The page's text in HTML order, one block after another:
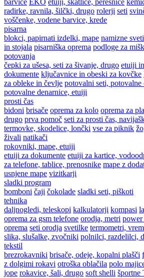
barvice EKO etuiji, škatlice, peresnice
radirke, ravnila, šilčki, drugo rolerji seti
voščenke, vodene barvice, krede
pisarna
blokci, papirnati izdelki, mape namizne
in stojala pisarniška oprema podloge za
potovanja
čepki za ušesa, seti za šivanje, drugo etuiji
dokumente ključavnice in obeski za kovčke
za obleke in čevlje potovalni seti, potovalne
potovalne denarnice, etuiji
prosti čas
bidoni brisače oprema za kolo oprema za
drugo prva pomoč seti za prosti čas,
termovke, skodelice, lončki vse za piknik
živali natikači
rokovniki, mape, etuiji
etuiji za dokumente etuiji za kartice,
za telefone, tablice, prenosnike mape z
usnjene mape vizitkarji
sladki program
bomboni čaji čokolade sladki seti, piškoti
tehnika
daljnogledi, teleskopi kalkulatorji kompasi
oprema za gsm telefone orodja, metri power
oprema seti orodja svetilke termometri,
slika, slušalke, zvočniki polnilci, razdelilci,
tekstil
brezrokavniki brisače, odeje, kopalni plašči
z dolgimi rokavi otroška oblačila polo
jope rokavice, šali, drugo soft shelli športne